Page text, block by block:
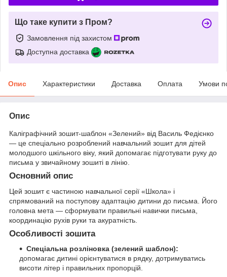
Що таке купити з Пром?
Замовлення під захистом
Доступна доставка
Опис Характеристики Доставка Оплата Умови
Опис
Каліграфічний зошит-шаблон «Зелений» від Василь Федієнко
— це спеціально розроблений навчальний зошит для дітей
молодшого шкільного віку, який допомагає підготувати руку до
письма у звичайному зошиті в лінію.
Основний опис
Цей зошит є частиною навчальної серії «Школа» і
спрямований на поступову адаптацію дитини до письма. Його
головна мета — сформувати правильні навички письма,
координацію рухів руки та акуратність.
Особливості зошита
Спеціальна розліновка (зелений шаблон):
допомагає дитині орієнтуватися в рядку, дотримуватись
висоти літер і правильних пропорцій.